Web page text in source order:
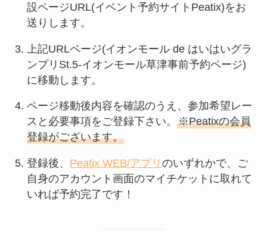
設ページURL(イベント予約サイトPeatix)をお
送りします。
上記URLページ(イオンモール de はいはいグラ
ンプリSt.5-イオンモール草津事前予約ページ)
に移動します。
ページ移動後内容を確認のうえ、参加希望レー
スと必要事項をご登録下さい。 ※Peatixの会員
登録がございます。
登録後、 Peatix WEB/アプリ のいずれかで、ご
自身のアカウント画面のマイチケットに取れて
いれば予約完了です！